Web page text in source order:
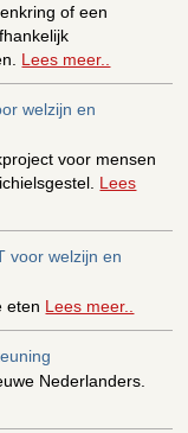
of een
Lees meer..
welzijn en
voor mensen
Lees
voor welzijn en
eten Lees meer..
Nederlanders.